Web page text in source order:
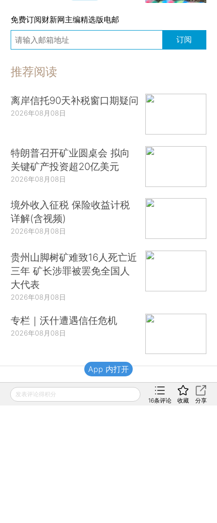
免费订阅财新网主编精选版电邮
订阅
推荐阅读
离岸信托90天补税窗口期疑问
2026年08月08日
特朗普召开矿业圆桌会 拟向
关键矿产投资超20亿美元
2026年08月08日
境外收入征税 保险收益计税
详解(含视频)
2026年08月08日
贵州山脚树矿难致16人死亡近
三年 矿长涉罪被罢免全国人
大代表
2026年08月08日
专栏｜沃什遭遇信任危机
2026年08月08日
财新移动
发表评论得积分
16条评论 收藏 分享
App 内打开